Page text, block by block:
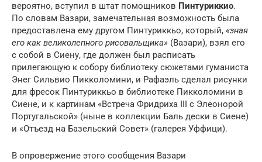
вероятно, вступил в штат помощников Пинтуриккио.
По словам Вазари, замечательная возможность была
предоставлена ему другом Пинтуриккьо, который, «зная
его как великолепного рисовальщика» (Вазари), взял его
с собой в Сиену, где должен был расписать
прилегающую к собору библиотеку сюжетами гуманиста
Энег Сильвио Пикколомини, и Рафаэль сделал рисунки
для фресок Пинтуриккьо в библиотеке Пикколомини в
Cиeнe, и к картинам «Встреча Фридриха III с Элеонорой
Португальской» (ныне в коллекции Баль дески в Сиене)
и «Отъезд на Базельский Совет» (галерея Уффици).
В опровержение этого сообщения Вазари